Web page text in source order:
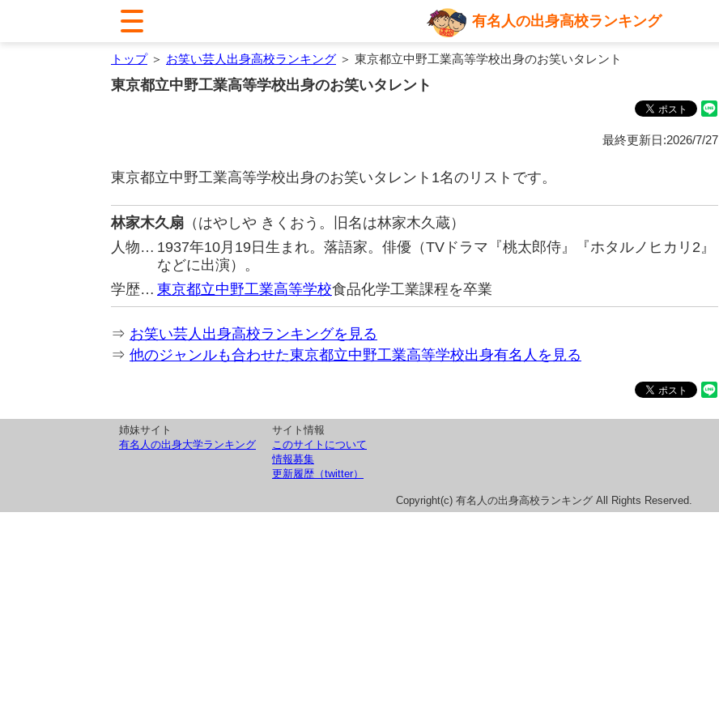
有名人の出身高校ランキング
トップ＞ お笑い芸人出身高校ランキング ＞ 東京都立中野工業高等学校出身のお笑いタレント
東京都立中野工業高等学校出身のお笑いタレント
最終更新日:2026/7/27
東京都立中野工業高等学校出身のお笑いタレント1名のリストです。
林家木久扇 （はやしや きくおう。旧名は林家木久蔵）
人物… 1937年10月19日生まれ。落語家。俳優（TVドラマ『桃太郎侍』『ホタルノヒカリ2』
などに出演）。
学歴… 東京都立中野工業高等学校食品化学工業課程を卒業
⇒ お笑い芸人出身高校ランキングを見る
⇒ 他のジャンルも合わせた東京都立中野工業高等学校出身有名人を見る
姉妹サイト
有名人の出身大学ランキング
サイト情報
このサイトについて
情報募集
更新履歴（twitter）
Copyright(c) 有名人の出身高校ランキング All Rights Reserved.